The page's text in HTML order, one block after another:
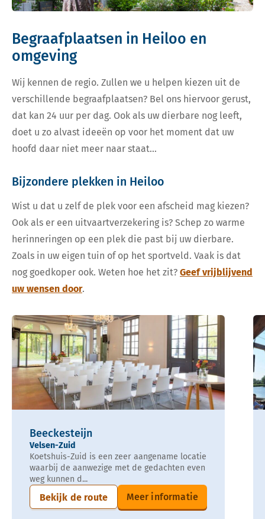
Begraafplaatsen in Heiloo en
omgeving
Wij kennen de regio. Zullen we u helpen kiezen uit de
verschillende begraafplaatsen? Bel ons hiervoor gerust,
dat kan 24 uur per dag. Ook als uw dierbare nog leeft,
doet u zo alvast ideeën op voor het moment dat uw
hoofd daar niet meer naar staat…
Bijzondere plekken in Heiloo
Wist u dat u zelf de plek voor een afscheid mag kiezen?
Ook als er een uitvaartverzekering is? Schep zo warme
herinneringen op een plek die past bij uw dierbare.
Zoals in uw eigen tuin of op het sportveld. Vaak is dat
nog goedkoper ook. Weten hoe het zit? Geef vrijblijvend
uw wensen door.
Beeckesteijn
Velsen-Zuid
Koetshuis-Zuid is een zeer aangename locatie
waarbij de aanwezige met de gedachten even
weg kunnen d...
Bekijk de route Meer informatie